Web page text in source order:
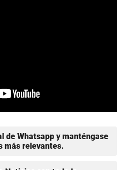
de Whatsapp y manténgase
más relevantes.